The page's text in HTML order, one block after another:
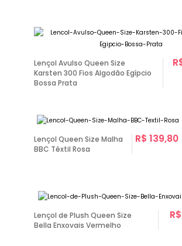
Lençol Avulso Queen Size
Karsten 300 Fios Algodão Egípcio
Bossa Prata
Lençol Queen Size Malha
BBC Têxtil Rosa
R$ 139,80
Lençol de Plush Queen Size
Bella Enxovais Vermelho